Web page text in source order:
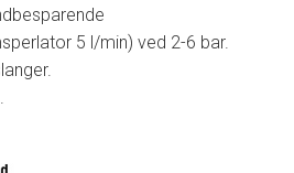
5 l/min) ved 2-6 bar.